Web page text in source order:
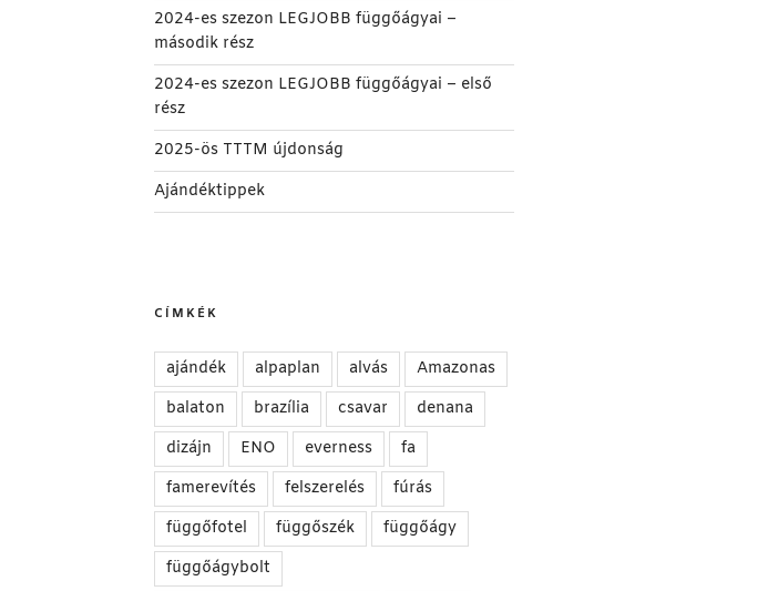
2024-es szezon LEGJOBB függőágyai –
második rész
2024-es szezon LEGJOBB függőágyai – első
rész
2025-ös TTTM újdonság
Ajándéktippek
CÍMKÉK
ajándék alpaplan alvás
Amazonas
balaton
brazília csavar
denana
dizájn
ENO everness
fa
famerevítés
felszerelés
fúrás
függőfotel
függőszék
függőágy
függőágybolt